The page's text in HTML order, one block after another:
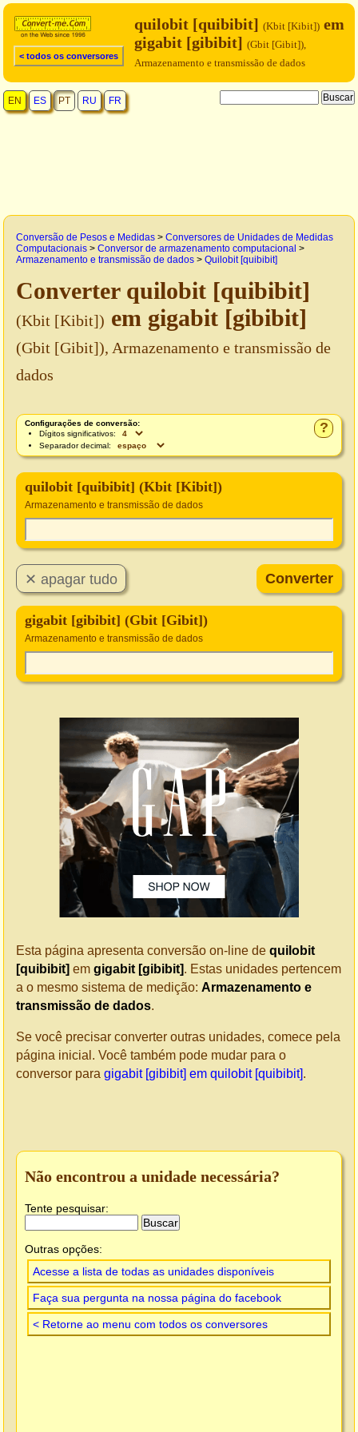
< todos os conversores
quilobit [quibibit] (Kbit [Kibit]) em
gigabit [gibibit] (Gbit [Gibit]),
Armazenamento e transmissão de dados
EN ES PT RU FR
Conversão de Pesos e Medidas > Conversores de Unidades de Medidas
Computacionais > Conversor de armazenamento computacional >
Armazenamento e transmissão de dados > Quilobit [quibibit]
Converter quilobit [quibibit]
(Kbit [Kibit]) em gigabit [gibibit]
(Gbit [Gibit]), Armazenamento e transmissão de
dados
?
Configurações de conversão:
Dígitos significativos:
Separador decimal:
quilobit [quibibit] (Kbit [Kibit])
Armazenamento e transmissão de dados
gigabit [gibibit] (Gbit [Gibit])
Armazenamento e transmissão de dados
Esta página apresenta conversão on-line de quilobit
[quibibit] em gigabit [gibibit]. Estas unidades pertencem
a o mesmo sistema de medição: Armazenamento e
transmissão de dados.
Se você precisar converter outras unidades, comece pela
página inicial. Você também pode mudar para o
conversor para gigabit [gibibit] em quilobit [quibibit].
Não encontrou a unidade necessária?
Tente pesquisar:
Outras opções:
Acesse a lista de todas as unidades disponíveis
Faça sua pergunta na nossa página do facebook
< Retorne ao menu com todos os conversores